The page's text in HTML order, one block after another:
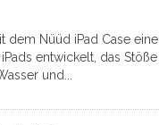
dem Nüüd iPad Case eine
entwickelt, das Stöße
und...